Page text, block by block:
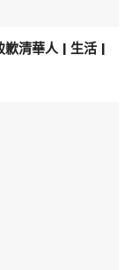
清華人 | 生活 |